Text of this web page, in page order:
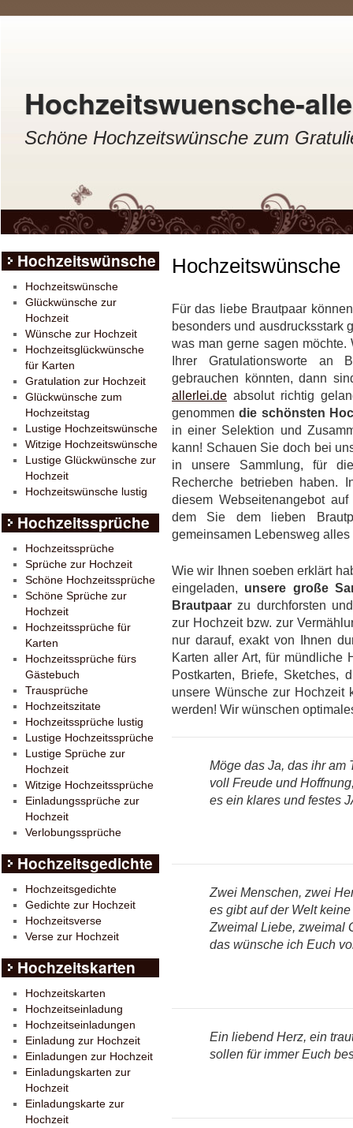
Hochzeitswuensche-
Schöne Hochzeitswünsche zum
Hochzeitswünsche
Für das liebe Brautpaar
besonders und ausdrucksstark
was man gerne sagen
Ihrer Gratulationsworte an
gebrauchen könnten, dann
allerlei.de absolut richtig
genommendie schönsten
in einer Selektion und
kann! Schauen Sie doch bei
in unsere Sammlung, für
Recherche betrieben haben.
diesem Webseitenangebot
dem Sie dem lieben
gemeinsamen Lebensweg
Wie wir Ihnen soeben erklärt
eingeladen, unsere große
Brautpaar zu durchforsten
zur Hochzeit bzw. zur
nur darauf, exakt von Ihnen
Karten aller Art, für mündliche
Postkarten, Briefe, Sketches,
unsere Wünsche zur Hochzeit
werden! Wir wünschen
Möge das Ja, das ihr am
voll Freude und
es ein klares und festes
Zwei Menschen, zwei
es gibt auf der Welt
Zweimal Liebe, zweimal
das wünsche ich Euch
Ein liebend Herz, ein
sollen für immer Euch
Hochzeitswünsche
Hochzeitswünsche
Glückwünsche zur
Hochzeit
Wünsche zur Hochzeit
Hochzeitsglückwünsche
für Karten
Gratulation zur Hochzeit
Glückwünsche zum
Hochzeitstag
Lustige Hochzeitswünsche
Witzige Hochzeitswünsche
Lustige Glückwünsche zur
Hochzeit
Hochzeitswünsche lustig
Hochzeitssprüche
Hochzeitssprüche
Sprüche zur Hochzeit
Schöne Hochzeitssprüche
Schöne Sprüche zur
Hochzeit
Hochzeitssprüche für
Karten
Hochzeitssprüche fürs
Gästebuch
Trausprüche
Hochzeitszitate
Hochzeitssprüche lustig
Lustige Hochzeitssprüche
Lustige Sprüche zur
Hochzeit
Witzige Hochzeitssprüche
Einladungssprüche zur
Hochzeit
Verlobungssprüche
Hochzeitsgedichte
Hochzeitsgedichte
Gedichte zur Hochzeit
Hochzeitsverse
Verse zur Hochzeit
Hochzeitskarten
Hochzeitskarten
Hochzeitseinladung
Hochzeitseinladungen
Einladung zur Hochzeit
Einladungen zur Hochzeit
Einladungskarten zur
Hochzeit
Einladungskarte zur
Hochzeit